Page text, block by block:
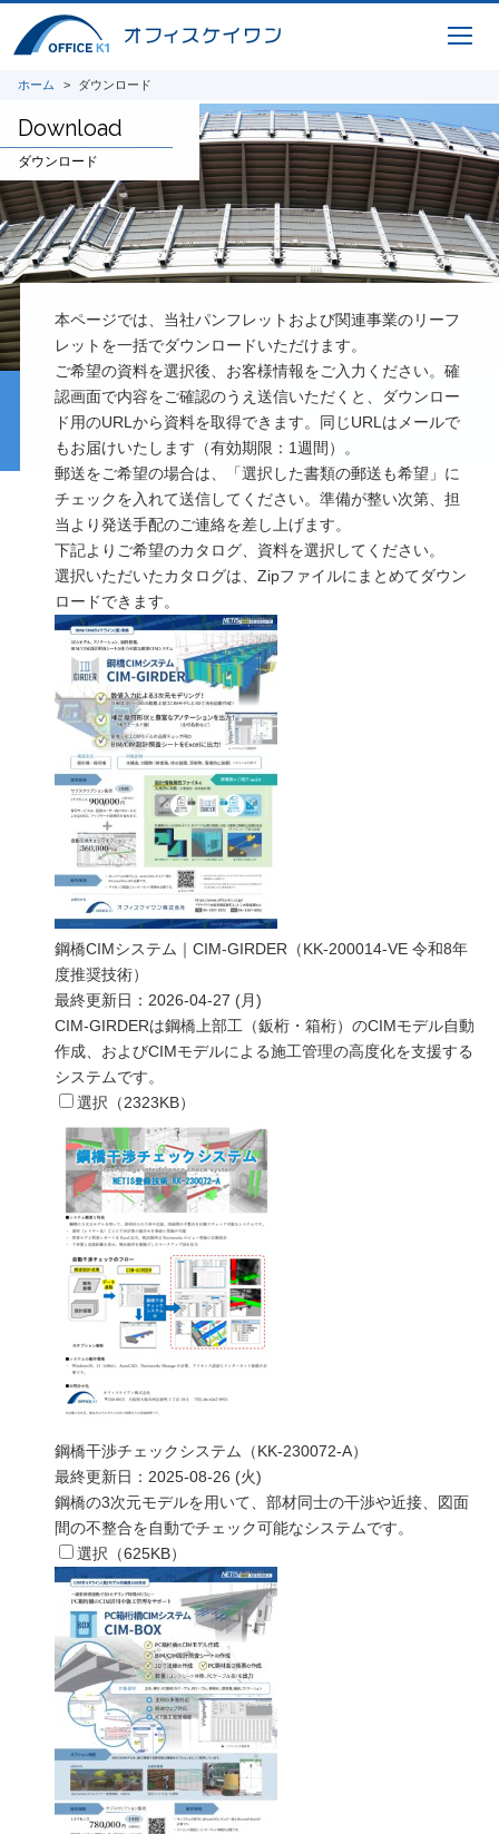
ホーム ダウンロード
Download
ダウンロード
本ページでは、当社パンフレットおよび関連事業のリーフ
レットを一括でダウンロードいただけます。
ご希望の資料を選択後、お客様情報をご入力ください。確
認画面で内容をご確認のうえ送信いただくと、ダウンロー
ド用のURLから資料を取得できます。同じURLはメールで
もお届けいたします（有効期限：1週間）。
郵送をご希望の場合は、「選択した書類の郵送も希望」に
チェックを入れて送信してください。準備が整い次第、担
当より発送手配のご連絡を差し上げます。
下記よりご希望のカタログ、資料を選択してください。
選択いただいたカタログは、Zipファイルにまとめてダウン
ロードできます。
鋼橋CIMシステム｜CIM-GIRDER（KK-200014-VE 令和8年
度推奨技術）
最終更新日： 2026-04-27 (月)
CIM-GIRDERは鋼橋上部工（鈑桁・箱桁）のCIMモデル自動
作成、およびCIMモデルによる施工管理の高度化を支援する
システムです。
選択（2323KB）
鋼橋干渉チェックシステム（KK-230072-A）
最終更新日： 2025-08-26 (火)
鋼橋の3次元モデルを用いて、部材同士の干渉や近接、図面
間の不整合を自動でチェック可能なシステムです。
選択（625KB）